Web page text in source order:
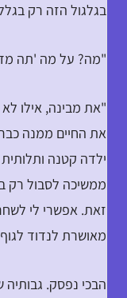
בגלגול הזה רק
"מה? על מה 'תה
"את מבינה, אילו
את החיים ממנה
ילדה קטנה
ממשיכה לסבול רק
זאת. אפשרי לי
מאושרת לנדוד
הבכי נפסק.